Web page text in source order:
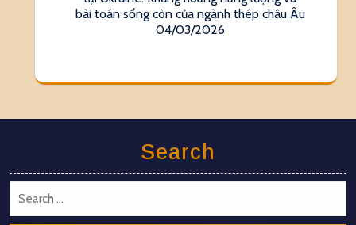
bài toán sống còn của ngành thép châu Âu
04/03/2026
Search